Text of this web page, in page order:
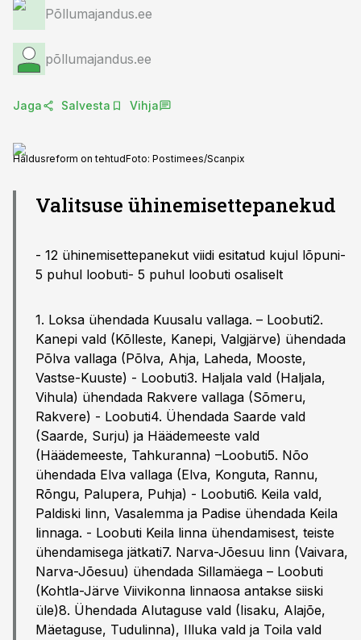
Põllumajandus.ee
põllumajandus.ee
Jaga Salvesta Vihja
Haldusreform on tehtudFoto: Postimees/Scanpix
Valitsuse ühinemisettepanekud
- 12 ühinemisettepanekut viidi esitatud kujul lõpuni-
5 puhul loobuti- 5 puhul loobuti osaliselt
1. Loksa ühendada Kuusalu vallaga. – Loobuti2.
Kanepi vald (Kõlleste, Kanepi, Valgjärve) ühendada
Põlva vallaga (Põlva, Ahja, Laheda, Mooste,
Vastse-Kuuste) - Loobuti3. Haljala vald (Haljala,
Vihula) ühendada Rakvere vallaga (Sõmeru,
Rakvere) - Loobuti4. Ühendada Saarde vald
(Saarde, Surju) ja Häädemeeste vald
(Häädemeeste, Tahkuranna) –Loobuti5. Nõo
ühendada Elva vallaga (Elva, Konguta, Rannu,
Rõngu, Palupera, Puhja) - Loobuti6. Keila vald,
Paldiski linn, Vasalemma ja Padise ühendada Keila
linnaga. - Loobuti Keila linna ühendamisest, teiste
ühendamisega jätkati7. Narva-Jõesuu linn (Vaivara,
Narva-Jõesuu) ühendada Sillamäega – Loobuti
(Kohtla-Järve Viivikonna linnaosa antakse siiski
üle)8. Ühendada Alutaguse vald (Iisaku, Alajõe,
Mäetaguse, Tudulinna), Illuka vald ja Toila vald